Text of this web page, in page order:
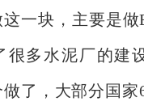
一块，主要是做
很多水泥厂的建
了，大部分国家